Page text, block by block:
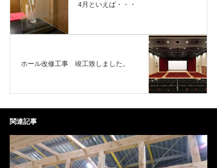
4月といえば・・・
ホール改修工事 竣工致しました。
関連記事